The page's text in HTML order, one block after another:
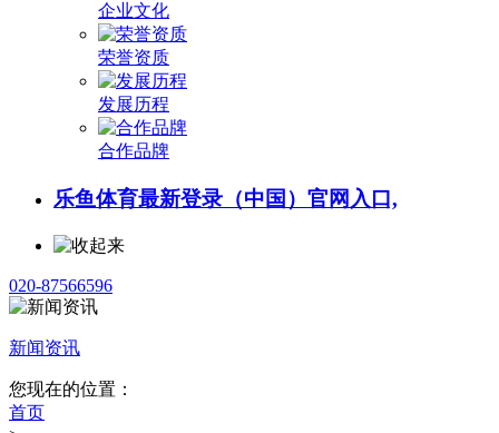
企业文化
荣誉资质
发展历程
合作品牌
乐鱼体育最新登录（中国）官网入口,
020-87566596
新闻资讯
您现在的位置：
首页